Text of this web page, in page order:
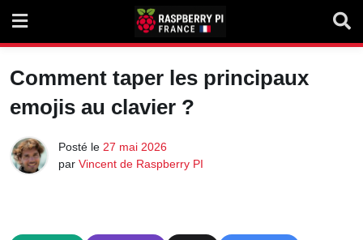
content
Comment taper les principaux
emojis au clavier ?
Posté le 27 mai 2026
par Vincent de Raspberry PI